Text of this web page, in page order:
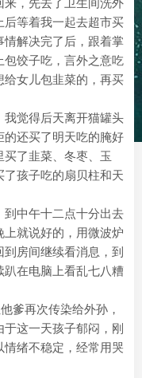
，先去了卫生间洗外
等着我一起去超市买
解决完了后，跟着掌
饺子吃，言外之意吃
女儿包韭菜的，再买
觉得后天离开猫罐头
还买了明天吃的腌好
了韭菜、冬枣、玉
孩子吃的扇贝柱和天
到中午十二点十分出去
就说好的，用微波炉
房间继续看消息，到
在电脑上看乱七八糟
爹再次传染给外孙，
这一天孩子郁闷，刚
绪不稳定，经常用哭